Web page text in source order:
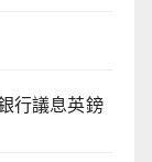
行議息英鎊